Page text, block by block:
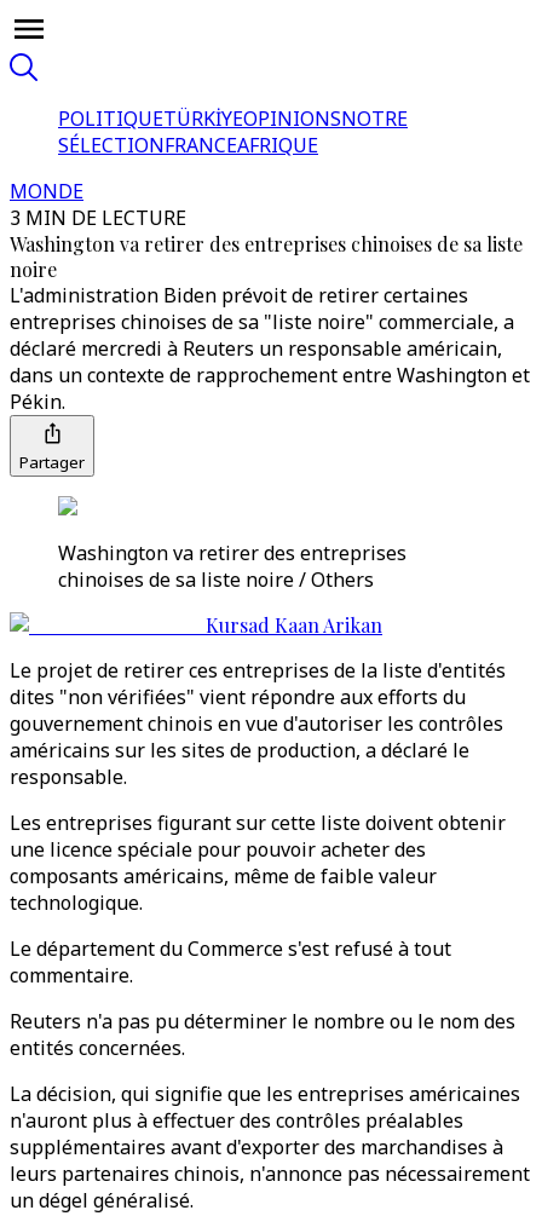
POLITIQUETÜRKİYEOPINIONSNOTRE
SÉLECTIONFRANCEAFRIQUE
MONDE
3 MIN DE LECTURE
Washington va retirer des entreprises chinoises de sa liste
noire
L'administration Biden prévoit de retirer certaines
entreprises chinoises de sa "liste noire" commerciale, a
déclaré mercredi à Reuters un responsable américain,
dans un contexte de rapprochement entre Washington et
Pékin.
Partager
Washington va retirer des entreprises
chinoises de sa liste noire / Others
Kursad Kaan Arikan
Le projet de retirer ces entreprises de la liste d'entités
dites "non vérifiées" vient répondre aux efforts du
gouvernement chinois en vue d'autoriser les contrôles
américains sur les sites de production, a déclaré le
responsable.
Les entreprises figurant sur cette liste doivent obtenir
une licence spéciale pour pouvoir acheter des
composants américains, même de faible valeur
technologique.
Le département du Commerce s'est refusé à tout
commentaire.
Reuters n'a pas pu déterminer le nombre ou le nom des
entités concernées.
La décision, qui signifie que les entreprises américaines
n'auront plus à effectuer des contrôles préalables
supplémentaires avant d'exporter des marchandises à
leurs partenaires chinois, n'annonce pas nécessairement
un dégel généralisé.